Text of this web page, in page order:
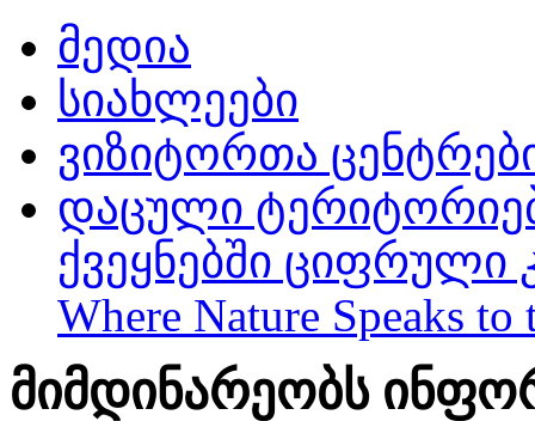
მედია
სიახლეები
ვიზიტორთა
დაცული
ქვეყნებში ციფრული
Where Nature Speaks
მიმდინარეობს